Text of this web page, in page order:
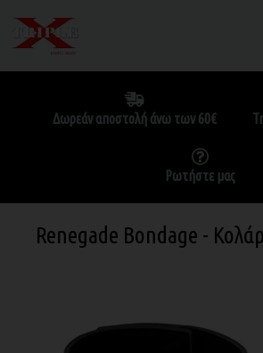
Δωρεάν αποστολή άνω των 60€
Ρωτήστε μας
Renegade Bondage -